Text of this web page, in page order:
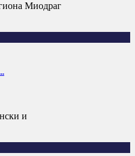
Миодраг
и